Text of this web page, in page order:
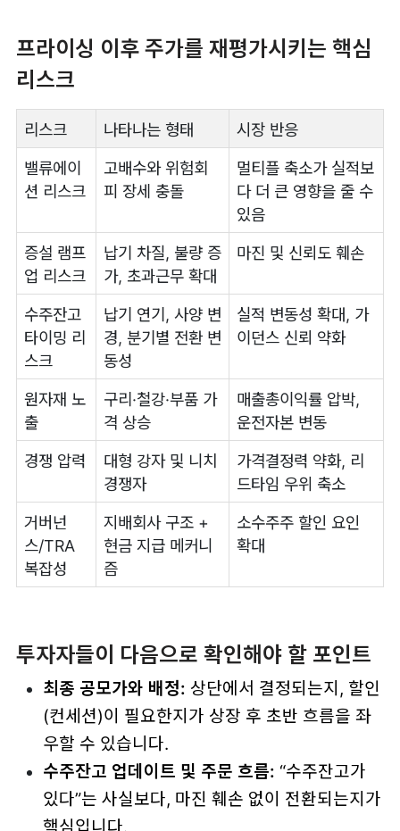
프라이싱 이후 주가를 재평가시키는 핵심
리스크
리스크 나타나는 형태 시장 반응
밸류에이
션 리스크
고배수와 위험회
피 장세 충돌
멀티플 축소가 실적보
다 더 큰 영향을 줄 수
있음
증설 램프
업 리스크
납기 차질, 불량 증
가, 초과근무 확대
마진 및 신뢰도 훼손
수주잔고
타이밍 리
스크
납기 연기, 사양 변
경, 분기별 전환 변
동성
실적 변동성 확대, 가
이던스 신뢰 약화
원자재 노
출
구리·철강·부품 가
격 상승
매출총이익률 압박,
운전자본 변동
경쟁 압력
대형 강자 및 니치
경쟁자
가격결정력 약화, 리
드타임 우위 축소
거버넌
스/TRA
복잡성
지배회사 구조 +
현금 지급 메커니
즘
소수주주 할인 요인
확대
투자자들이 다음으로 확인해야 할 포인트
최종 공모가와 배정: 상단에서 결정되는지, 할인
(컨세션)이 필요한지가 상장 후 초반 흐름을 좌
우할 수 있습니다.
수주잔고 업데이트 및 주문 흐름: “수주잔고가
있다”는 사실보다, 마진 훼손 없이 전환되는지가
핵심입니다.